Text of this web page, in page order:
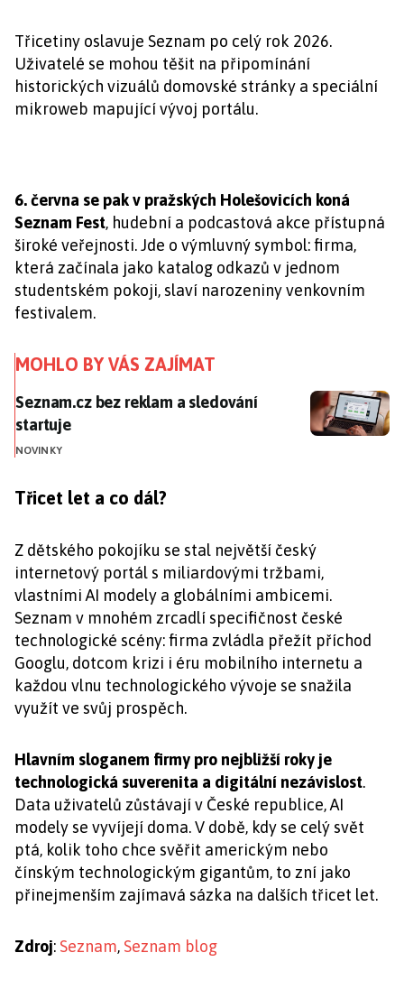
Třicetiny oslavuje Seznam po celý rok 2026.
Uživatelé se mohou těšit na připomínání
historických vizuálů domovské stránky a speciální
mikroweb mapující vývoj portálu.
6. června se pak v pražských Holešovicích koná
Seznam Fest, hudební a podcastová akce přístupná
široké veřejnosti. Jde o výmluvný symbol: firma,
která začínala jako katalog odkazů v jednom
studentském pokoji, slaví narozeniny venkovním
festivalem.
MOHLO BY VÁS ZAJÍMAT
Seznam.cz bez reklam a sledování startuje
Seznam.cz bez reklam a sledování
startuje
NOVINKY
Třicet let a co dál?
Z dětského pokojíku se stal největší český
internetový portál s miliardovými tržbami,
vlastními AI modely a globálními ambicemi.
Seznam v mnohém zrcadlí specifičnost české
technologické scény: firma zvládla přežít příchod
Googlu, dotcom krizi i éru mobilního internetu a
každou vlnu technologického vývoje se snažila
využít ve svůj prospěch.
Hlavním sloganem firmy pro nejbližší roky je
technologická suverenita a digitální nezávislost.
Data uživatelů zůstávají v České republice, AI
modely se vyvíjejí doma. V době, kdy se celý svět
ptá, kolik toho chce svěřit americkým nebo
čínským technologickým gigantům, to zní jako
přinejmenším zajímavá sázka na dalších třicet let.
Zdroj: Seznam, Seznam blog